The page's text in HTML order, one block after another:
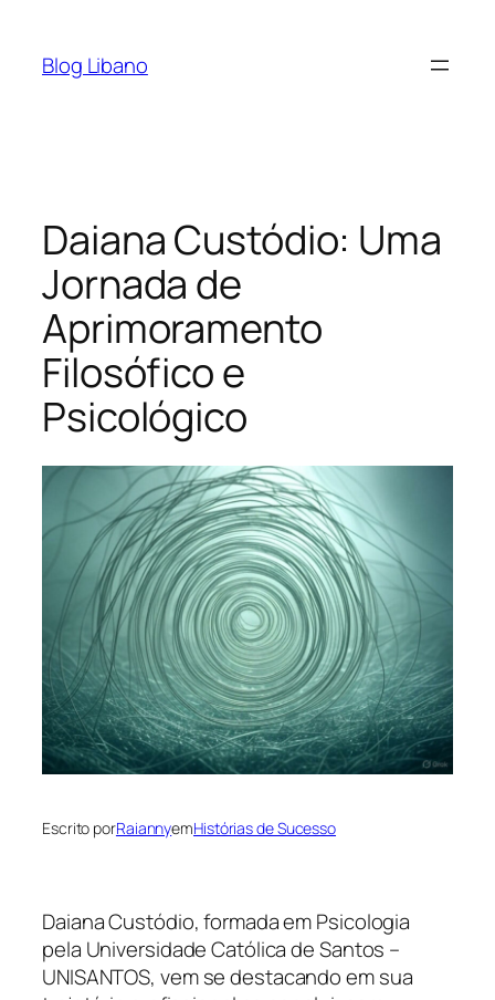
Blog Libano
Daiana Custódio: Uma
Jornada de
Aprimoramento
Filosófico e
Psicológico
Escrito porRaiannyemHistórias de Sucesso
Daiana Custódio, formada em Psicologia
pela Universidade Católica de Santos –
UNISANTOS, vem se destacando em sua